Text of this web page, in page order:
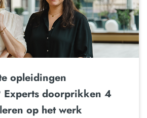
opleidingen
Experts doorprikken 4
op het werk